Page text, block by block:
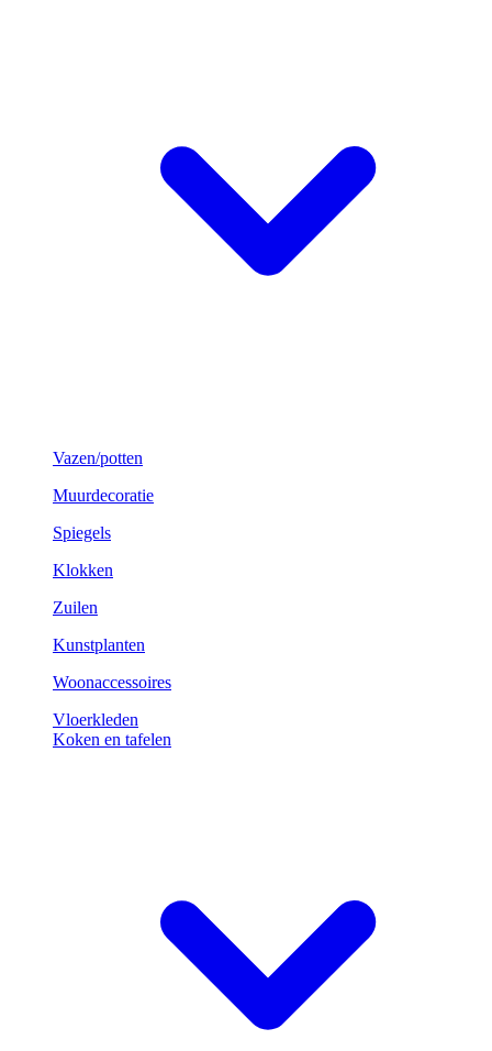
Vazen/potten
Muurdecoratie
Spiegels
Klokken
Zuilen
Kunstplanten
Woonaccessoires
Vloerkleden
Koken en tafelen